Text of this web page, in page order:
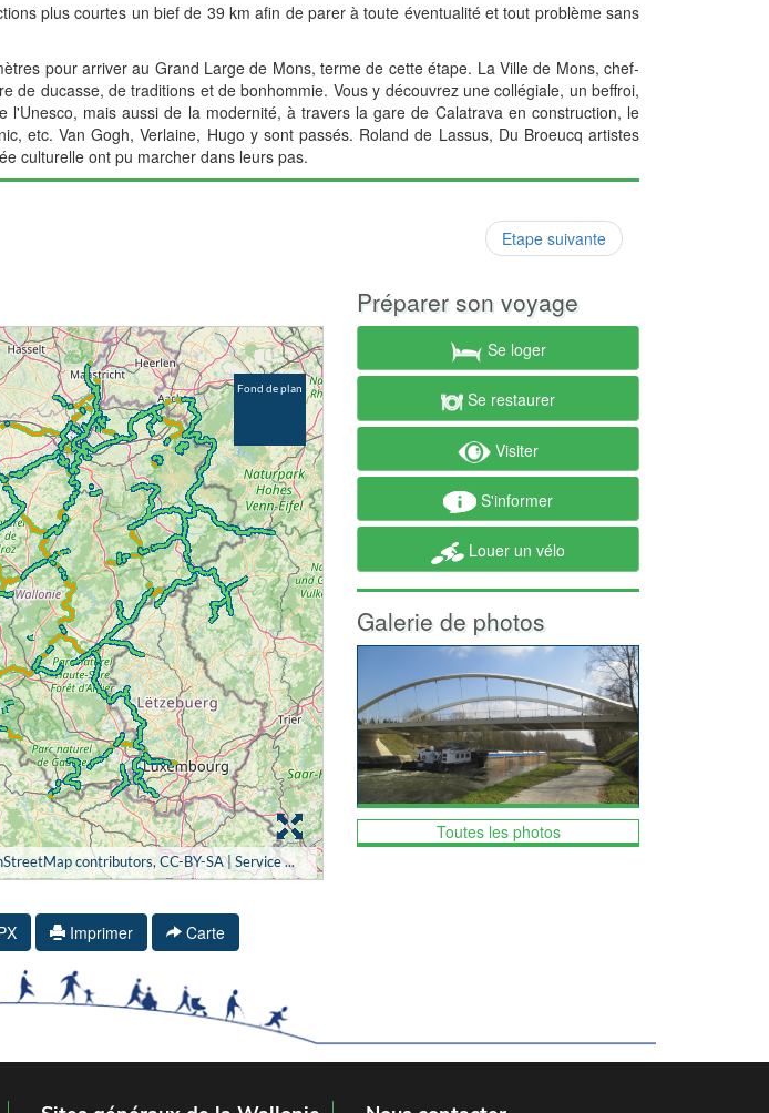
plus courtes un bief de 39 km afin de parer à toute éventualité et tout problème sans
pour arriver au Grand Large de Mons, terme de cette étape. La Ville de Mons, chef-
ducasse, de traditions et de bonhommie. Vous y découvrez une collégiale, un beffroi,
mais aussi de la modernité, à travers la gare de Calatrava en construction, le
etc. Van Gogh, Verlaine, Hugo y sont passés. Roland de Lassus, Du Broeucq artistes
culturelle ont pu marcher dans leurs pas.
Etape suivante
Imprimer Carte
Préparer son voyage
Se loger
Se restaurer
Visiter
S'informer
Louer un vélo
Galerie de photos
Toutes les photos